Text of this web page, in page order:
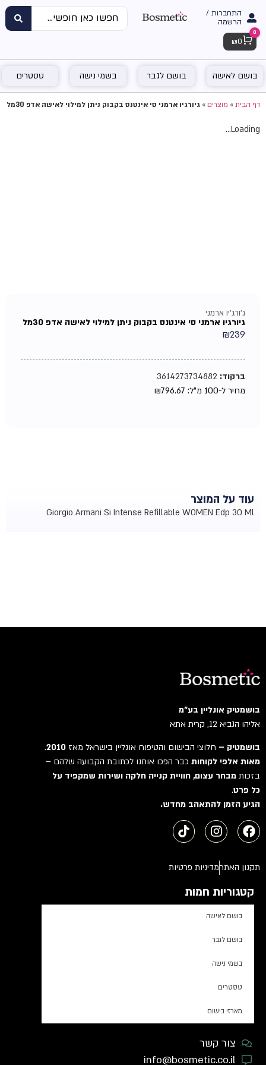
התחברות /
הרשמה
Cart
0
₪ 0
בושם לאישה בושם לגבר בשמי נישה טסטרים
דף הבית»מוצרים»גיורגיו ארמני סי אינטנס בקבוק ניתן למילוי לאישה אדפ 30מל
Loading...
ג'ורג'יו ארמני
גיורגיו ארמני סי אינטנס בקבוק ניתן למילוי לאישה אדפ 30מל
₪239
ברקוד:3614273734882
מחיר ל-100 מ"ל:
₪796.67
עוד על המוצר
Giorgio Armani Si Intense Refillable WOMEN Edp 30 Ml
בושמטיק אונליין בע"מ
אליהו הנביא 12, קרית אתא
בושמטיק –חלוצי הבישום והטיפוח אונליין בישראל מאז2010
.
מאות אלפי לקוחותכבר הפכו אותנו לכתובת הקבועה שלהם –
בזכותמבחר עצום, חוויית קנייה חלקה ושירות שמקפיד על
כל פרט.
הגיע הזמן להתאהב מחדש.
תקנון האתרמדיניות פרטיות
קטגוריות חמות
בושם לאישה
בושם לגבר
בשמי נישה
טסטרים
מארזי בישום
צור קשר
info@bosmetic.co.il